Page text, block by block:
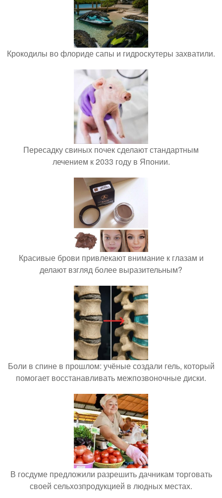
Крокодилы во флориде сапы и гидроскутеры захватили.
Пересадку свиных почек сделают стандартным
лечением к 2033 году в Японии.
Красивые брови привлекают внимание к глазам и
делают взгляд более выразительным?
Боли в спине в прошлом: учёные создали гель, который
помогает восстанавливать межпозвоночные диски.
В госдуме предложили разрешить дачникам торговать
своей сельхозпродукцией в людных местах.